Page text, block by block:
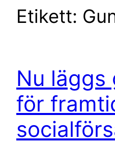
Etikett:
Nu läggs
för